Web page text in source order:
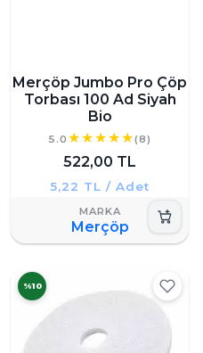
Merçöp Jumbo Pro Çöp
Torbası 100 Ad Siyah
Bio
5.0 (8)
522,00 TL
5,22 TL / Adet
Merçöp
%10